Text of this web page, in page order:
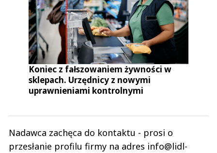
Koniec z fałszowaniem żywności w
sklepach. Urzędnicy z nowymi
uprawnieniami kontrolnymi
Nadawca zachęca do kontaktu - prosi o
przesłanie profilu firmy na adres info@lidl-